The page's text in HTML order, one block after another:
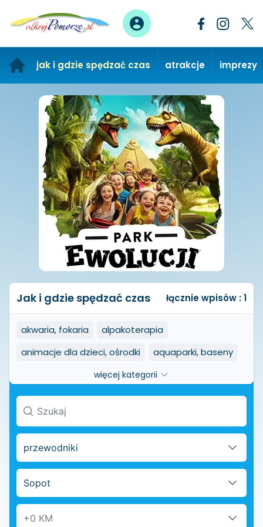
jak i gdzie spędzać czas atrakcje imprezy
Jak i gdzie spędzać czas łącznie wpisów : 1
akwaria, fokaria
alpakoterapia
animacje dla dzieci, ośrodki
aquaparki, baseny
archery tag
auta premium wynajem
balony, loty widokowe
bocce
boule
browary restauracyjne i rzemieślnicze
cyrki
czołgi, przejazdy ciężkim sprzętem
drezyny
więcej kategorii
przewodniki
Sopot
+0 KM